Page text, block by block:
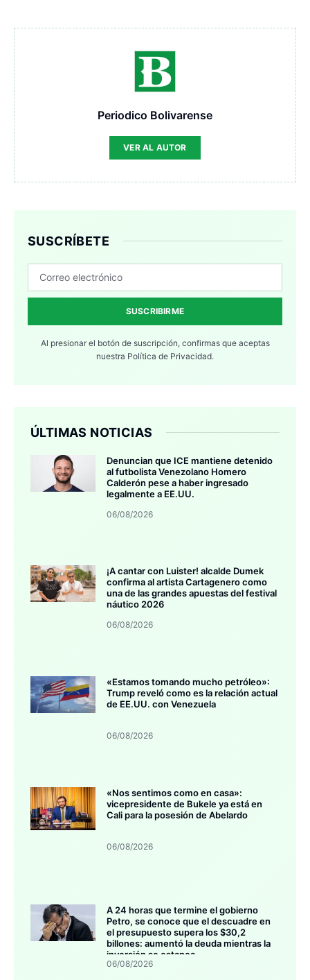
Periodico Bolivarense
VER AL AUTOR
SUSCRÍBETE
SUSCRIBIRME
Al presionar el botón de suscripción, confirmas que aceptas
nuestra Política de Privacidad.
ÚLTIMAS NOTICIAS
Denuncian que ICE mantiene detenido
al futbolista Venezolano Homero
Calderón pese a haber ingresado
legalmente a EE.UU.
06/08/2026
¡A cantar con Luister! alcalde Dumek
confirma al artista Cartagenero como
una de las grandes apuestas del festival
náutico 2026
06/08/2026
«Estamos tomando mucho petróleo»:
Trump reveló como es la relación actual
de EE.UU. con Venezuela
06/08/2026
«Nos sentimos como en casa»:
vicepresidente de Bukele ya está en
Cali para la posesión de Abelardo
06/08/2026
A 24 horas que termine el gobierno
Petro, se conoce que el descuadre en
el presupuesto supera los $30,2
billones: aumentó la deuda mientras la
inversión se estanca
06/08/2026